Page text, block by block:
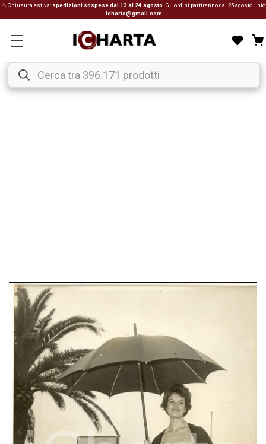
⚠ Chiusura estiva: spedizioni sospese dal 13 al 24 agosto . Gli ordini partiranno dal 25 agosto. Info:
icharta@gmail.com